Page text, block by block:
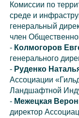
Комиссии по
среде и
генеральный
член
- Колмогоров
генерального
- Руденко
Ассоциации
Ландшафтной
- Межецкая
директор